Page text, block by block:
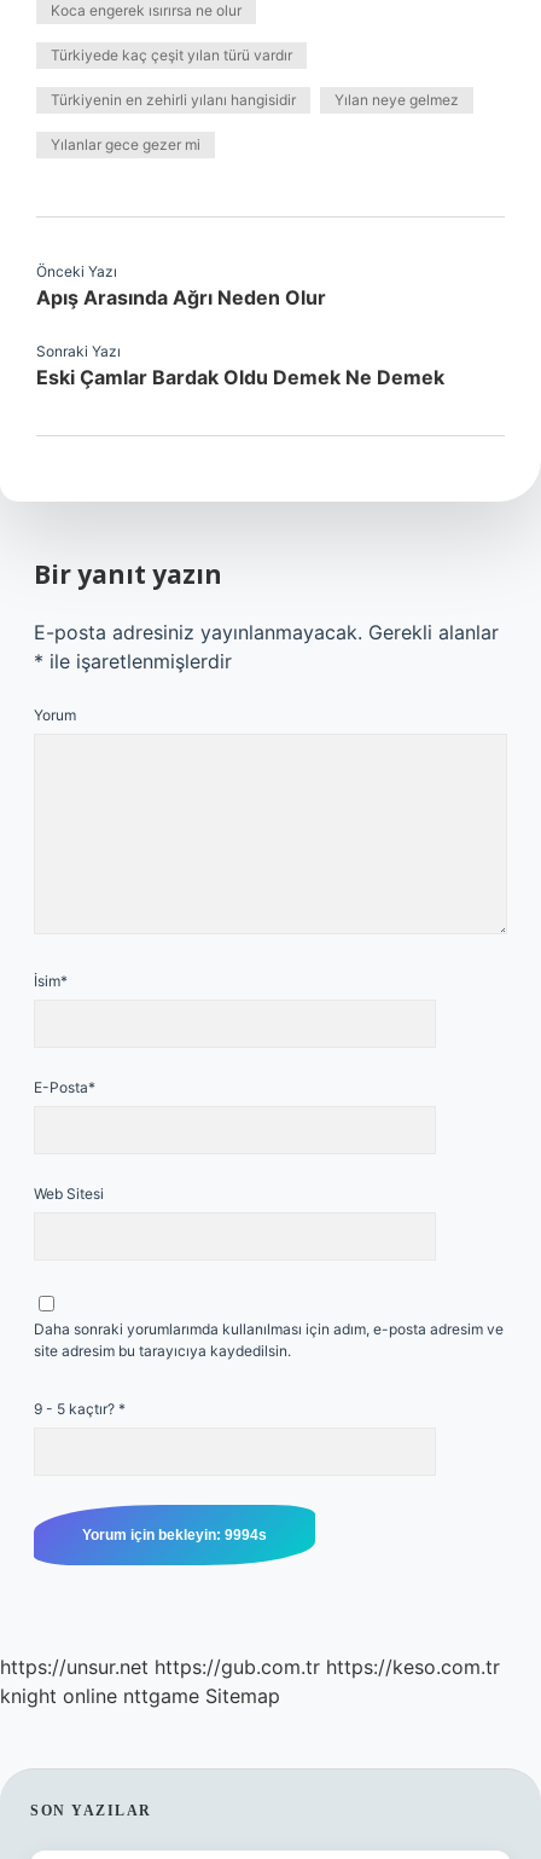
Koca engerek ısırırsa ne olur
Türkiyede kaç çeşit yılan türü vardır
Türkiyenin en zehirli yılanı hangisidir Yılan neye gelmez
Yılanlar gece gezer mi
Önceki Yazı
Apış Arasında Ağrı Neden Olur
Sonraki Yazı
Eski Çamlar Bardak Oldu Demek Ne Demek
Bir yanıt yazın
E-posta adresiniz yayınlanmayacak. Gerekli alanlar
* ile işaretlenmişlerdir
Yorum
İsim*
E-Posta*
Web Sitesi
Daha sonraki yorumlarımda kullanılması için adım, e-posta adresim ve
site adresim bu tarayıcıya kaydedilsin.
9 - 5 kaçtır? *
https://unsur.net https://gub.com.tr https://keso.com.tr
knight online nttgame Sitemap
SIDEBAR
SON YAZILAR